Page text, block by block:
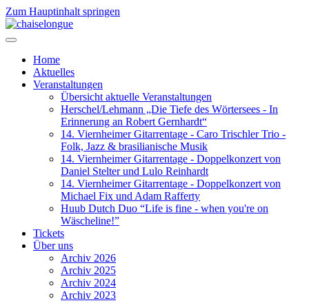
Zum Hauptinhalt springen
Home
Aktuelles
Veranstaltungen
Übersicht aktuelle Veranstaltungen
Herschel/Lehmann „Die Tiefe des Wörtersees - In
Erinnerung an Robert Gernhardt“
14. Viernheimer Gitarrentage - Caro Trischler Trio -
Folk, Jazz & brasilianische Musik
14. Viernheimer Gitarrentage - Doppelkonzert von
Daniel Stelter und Lulo Reinhardt
14. Viernheimer Gitarrentage - Doppelkonzert von
Michael Fix und Adam Rafferty
Huub Dutch Duo “Life is fine - when you're on
Wäscheline!”
Tickets
Über uns
Archiv 2026
Archiv 2025
Archiv 2024
Archiv 2023